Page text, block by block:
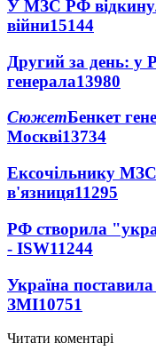
У МЗС РФ
війни15144
Другий за день: у
генерала13980
СюжетБенкет
Москві13734
Ексочільнику
в'язниця11295
РФ створила
- ISW11244
Україна
ЗМІ10751
Читати коментарі